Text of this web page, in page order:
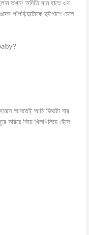
তখন! অদিতি বাম হাতে ওর
পাঁপড়িদুটোকে দুইপাশে মেলে
আনতেই আমি জিভটা বার
সরিয়ে নিয়ে খিলখিলিয়ে হেঁসে